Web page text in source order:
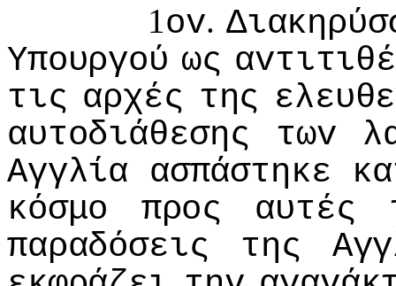
1ov.
Υπoυργoύ ως
τις αρχές της
αυτoδιάθεσης
τωv
Αγγλία ασπάστηκε
κόσμo
πρoς αυτές
παραδόσεις
της